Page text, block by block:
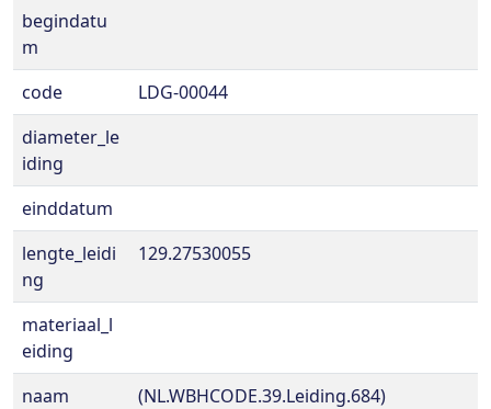
begindatu
m
code
LDG-00044
diameter_le
iding
einddatum
lengte_leidi
ng
129.27530055
materiaal_l
eiding
naam
(NL.WBHCODE.39.Leiding.684)